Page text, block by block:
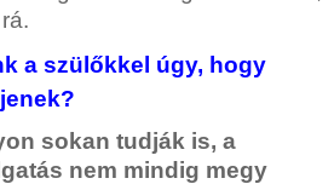
a szülőkkel úgy, hogy
sokan tudják is, a
nem mindig megy